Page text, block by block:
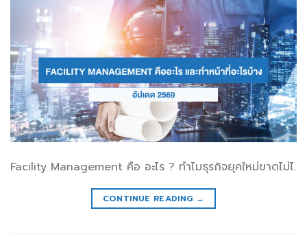
Facility Management คือ อะไร ? ทำไมธุรกิจยุคใหม่ขาดไม่ไ.
CONTINUE READING →